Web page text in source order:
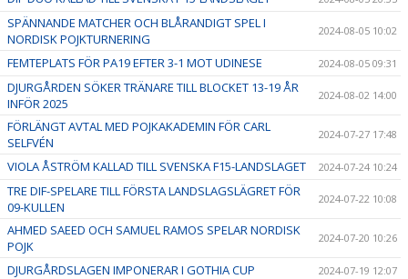
SPÄNNANDE MATCHER OCH BLÅRANDIGT SPEL I
NORDISK POJKTURNERING
2024-08-05 10:02
FEMTEPLATS FÖR PA19 EFTER 3-1 MOT UDINESE 2024-08-05 09:31
DJURGÅRDEN SÖKER TRÄNARE TILL BLOCKET 13-19 ÅR
INFÖR 2025
2024-08-02 14:00
FÖRLÄNGT AVTAL MED POJKAKADEMIN FÖR CARL
SELFVÉN
2024-07-27 17:48
VIOLA ÅSTRÖM KALLAD TILL SVENSKA F15-LANDSLAGET 2024-07-24 10:24
TRE DIF-SPELARE TILL FÖRSTA LANDSLAGSLÄGRET FÖR
09-KULLEN
2024-07-22 10:08
AHMED SAEED OCH SAMUEL RAMOS SPELAR NORDISK
POJK
2024-07-20 10:26
DJURGÅRDSLAGEN IMPONERAR I GOTHIA CUP 2024-07-19 12:07